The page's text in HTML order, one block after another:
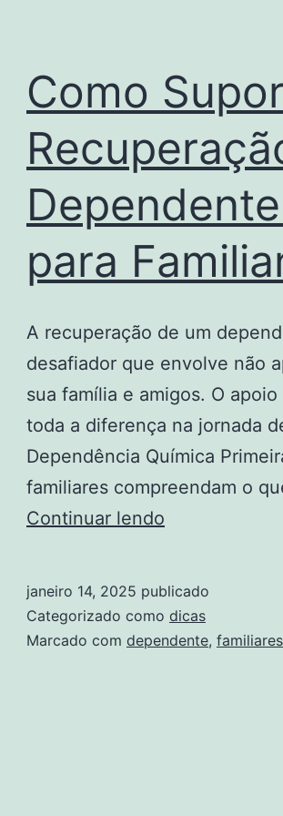
Como
para
A recuperação de um
desafiador que envolve não
sua família e amigos. O
toda a diferença na jornada
Dependência Química
familiares compreendam o
Continuar lendo
Recuperação
de
janeiro 14, 2025 publicado
Categorizado como dicas
Marcado com dependente, familiares